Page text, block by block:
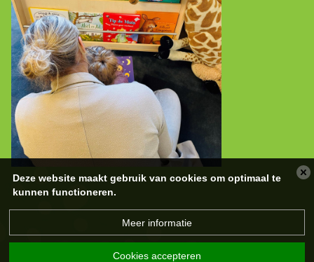
Deze website maakt gebruik van cookies om optimaal te
kunnen functioneren.
Meer informatie
Cookies accepteren